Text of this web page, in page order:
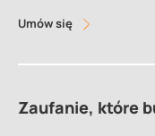
Umów się
Zaufanie, które